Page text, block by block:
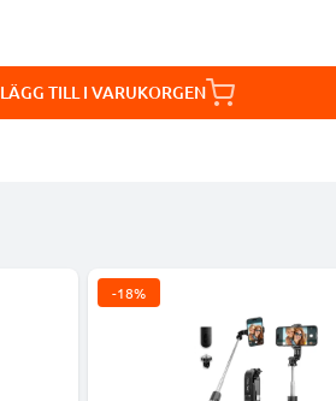
LÄGG TILL I VARUKORGEN
-18%